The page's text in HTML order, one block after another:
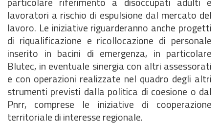
lavoratori a rischio di espulsione dal mercato del
lavoro. Le iniziative riguarderanno anche progetti
di riqualificazione e ricollocazione di personale
inserito in bacini di emergenza, in particolare
Blutec, in eventuale sinergia con altri assessorati
e con operazioni realizzate nel quadro degli altri
strumenti previsti dalla politica di coesione o dal
Pnrr, comprese le iniziative di cooperazione
territoriale di interesse regionale.